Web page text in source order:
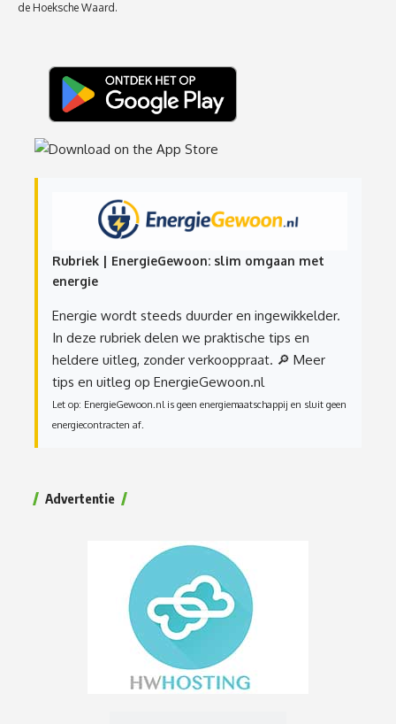
de Hoeksche Waard.
Rubriek | EnergieGewoon: slim omgaan met
energie
Energie wordt steeds duurder en ingewikkelder.
In deze rubriek delen we praktische tips en
heldere uitleg, zonder verkooppraat. 🔎 Meer
tips en uitleg op EnergieGewoon.nl
Let op: EnergieGewoon.nl is geen energiemaatschappij en sluit geen
energiecontracten af.
Advertentie